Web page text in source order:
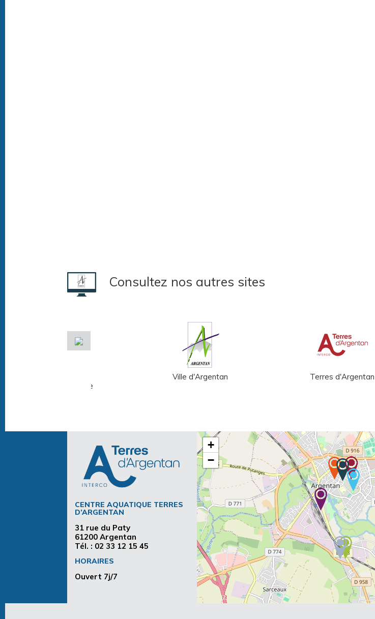
Consultez nos autres sites
Léger - André Mare
Ville d'Argentan Terres d'Argentan
CENTRE AQUATIQUE TERRES
D’ARGENTAN
31 rue du Paty
61200 Argentan
Tél. : 02 33 12 15 45
HORAIRES
Ouvert 7j/7
+
−